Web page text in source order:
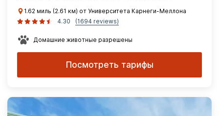
1.62 миль (2.61 км) от Университета Карнеги-Меллона
4.30
(1694 reviews)
Домашние животные разрешены
Посмотреть тарифы